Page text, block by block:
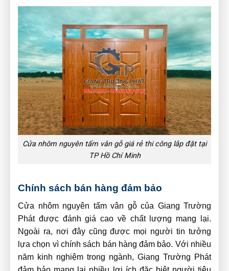
Cửa nhôm nguyên tấm vân gỗ giá rẻ thi công lắp đặt tại
TP Hồ Chí Minh
Chính sách bán hàng đảm bảo
Cửa nhôm nguyên tấm vân gỗ của Giang Trường
Phát được đánh giá cao về chất lượng mang lại.
Ngoài ra, nơi đây cũng được mọi người tin tưởng
lựa chọn vì chính sách bán hàng đảm bảo. Với nhiều
năm kinh nghiệm trong ngành, Giang Trường Phát